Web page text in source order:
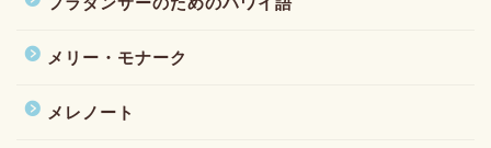
メリー・モナーク
メレノート